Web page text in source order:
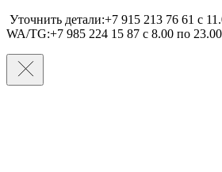
Уточнить детали:+7 915 213 76 61 c
WA/TG:+7 985 224 15 87 c 8.00 по